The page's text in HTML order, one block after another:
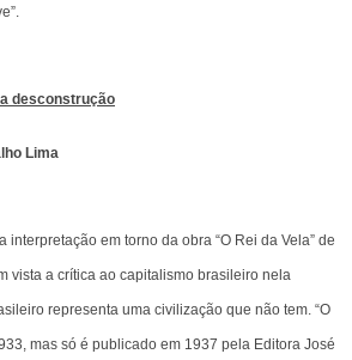
desconstrução
Lima
interpretação em torno da obra “O Rei da Vela” de
vista a crítica ao capitalismo brasileiro nela
representa uma civilização que não tem. “O
mas só é publicado em 1937 pela Editora José